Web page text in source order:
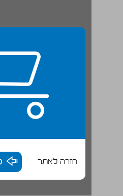
חזרה לאתר